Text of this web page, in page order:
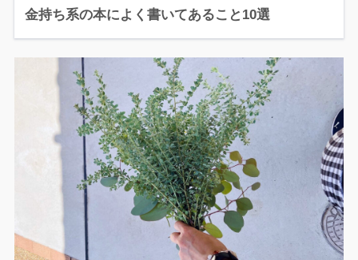
金持ち系の本によく書いてあること10選